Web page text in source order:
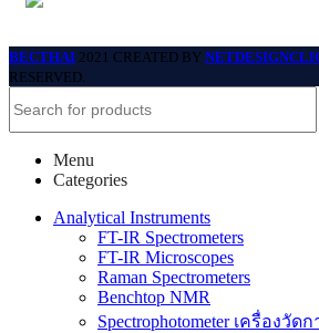
BECTHAI 2021 CREATED BY
RESERVED.
Menu
Categories
Analytical Instruments
FT-IR Spectrometers
FT-IR Microscopes
Raman Spectrometers
Benchtop NMR
Spectrophotometer เครื่องวั